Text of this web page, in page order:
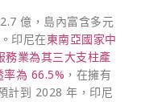
億，島內富含多元
印尼在東南亞國家中
務業為其三大支柱產
為 66.5% ，在擁有
計到 2028 年，印尼